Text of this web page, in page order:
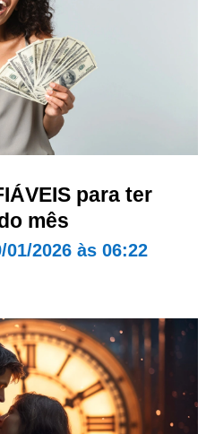
para ter
mês
01/2026 às 06:22